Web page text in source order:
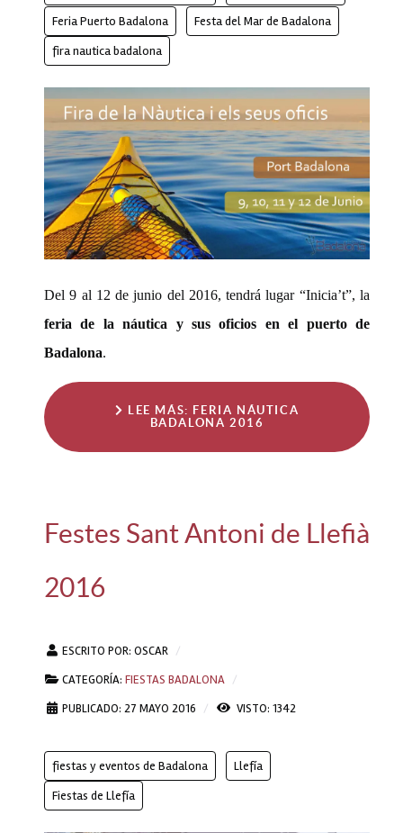
Feria Puerto Badalona
Festa del Mar de Badalona
fira nautica badalona
Del 9 al 12 de junio del 2016, tendrá lugar “Inicia’t”, la
feria de la náutica y sus oficios en el puerto de
Badalona.
LEE MÁS: FERIA NÁUTICA
BADALONA 2016
Festes Sant Antoni de Llefià
2016
ESCRITO POR: OSCAR
CATEGORÍA: FIESTAS BADALONA
PUBLICADO: 27 MAYO 2016
VISTO: 1342
fiestas y eventos de Badalona
Llefía
Fiestas de Llefía